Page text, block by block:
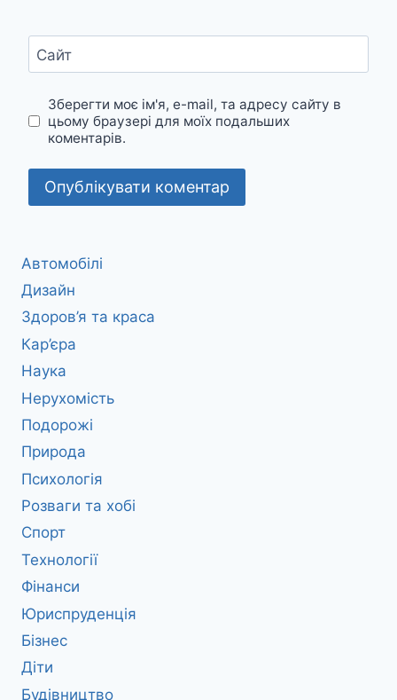
Сайт
Зберегти моє ім'я, e-mail, та адресу сайту в
цьому браузері для моїх подальших
коментарів.
Автомобілі
Дизайн
Здоров’я та краса
Кар’єра
Наука
Нерухомість
Подорожі
Природа
Психологія
Розваги та хобі
Спорт
Технології
Фінанси
Юриспруденція
Бізнес
Діти
Будівництво